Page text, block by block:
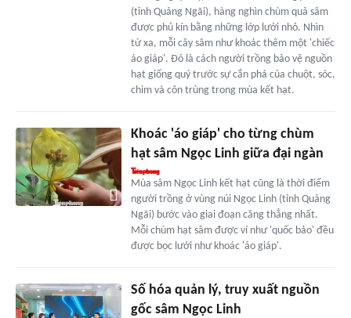
(tỉnh Quảng Ngãi), hàng nghìn chùm quả sâm
được phủ kín bằng những lớp lưới nhỏ. Nhìn
từ xa, mỗi cây sâm như khoác thêm một 'chiếc
áo giáp'. Đó là cách người trồng bảo vệ nguồn
hạt giống quý trước sự cắn phá của chuột, sóc,
chim và côn trùng trong mùa kết hạt.
Khoác 'áo giáp' cho từng chùm
hạt sâm Ngọc Linh giữa đại ngàn
Mùa sâm Ngọc Linh kết hạt cũng là thời điểm
người trồng ở vùng núi Ngọc Linh (tỉnh Quảng
Ngãi) bước vào giai đoạn căng thẳng nhất.
Mỗi chùm hạt sâm được ví như 'quốc bảo' đều
được bọc lưới như khoác 'áo giáp'.
Số hóa quản lý, truy xuất nguồn
gốc sâm Ngọc Linh